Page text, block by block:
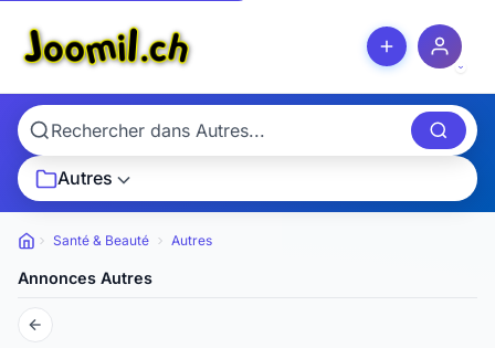
Autres
Petites
annonces
Santé & Beauté Autres
Annonces Autres